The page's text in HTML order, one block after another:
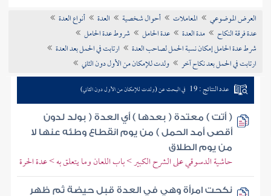
تراجم الأعلام
العرض الموضوعي المعاملات أحوال شخصية العدة
أنواع العدة
عدة فرقة النكاح
مدة العدة عدة الحامل
شروط عدة الحامل
شرط عدة الحامل إمكان نسبة الحمل لصاحب العدة
ارتابت في الحمل بعد العدة
ارتابت في الحمل بعد نكاح آخر
ولدت للإمكان من الأول دون الثاني
عدد النتائج : 19 في البحث عن (ولدت للإمكان من الأول دون الثاني)
( أتت ) معتدة ( بعدها ) أي العدة ( بولد لدون
أقصى أمد الحمل ) من يوم انقطاع وطئه عنها لا
من يوم الطلاق
حاشية الدسوقي على الشرح الكبير > باب اللعان وما يتعلق به > عدة الحرة
نكحت امرأة وهي في العدة قبل حيضة ثم ظهر